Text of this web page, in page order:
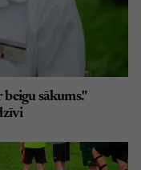
sākums."